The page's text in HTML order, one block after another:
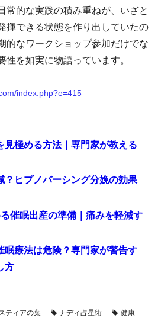
常的な実践の積み重ねが、いざと
揮できる状態を作り出していたの
的なワークショップ参加だけでな
性を如実に物語っています。
index.php?e=415
見極める方法｜専門家が教える
？ヒプノバーシング分娩の効果
催眠出産の準備｜痛みを軽減す
眠療法は危険？専門家が警告す
方
ティアの葉 ナディ占星術 健康